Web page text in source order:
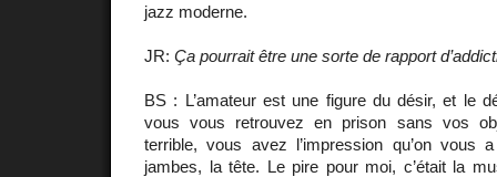
jazz moderne.
JR: Ça pourrait être une sorte de rapport
BS : L’amateur est une figure du désir, et le
vous vous retrouvez en prison sans vos
terrible, vous avez l’impression qu’on vous
jambes, la tête. Le pire pour moi, c’était la